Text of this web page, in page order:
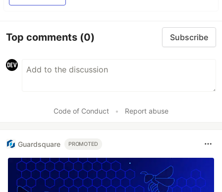
Top comments (0) Subscribe
Code of Conduct • Report abuse
Guardsquare PROMOTED